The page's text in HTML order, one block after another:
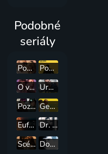
Podobné
seriály
Podviedol ma milionár
Posledné obvinenie
O vílách a ztracených chlapcích
Urgent (ASL)
Pozlátený vek
Geniálna priateľka
Eufória
Dr. Dokonalý
Scény z manželského života
Dobrý doktor